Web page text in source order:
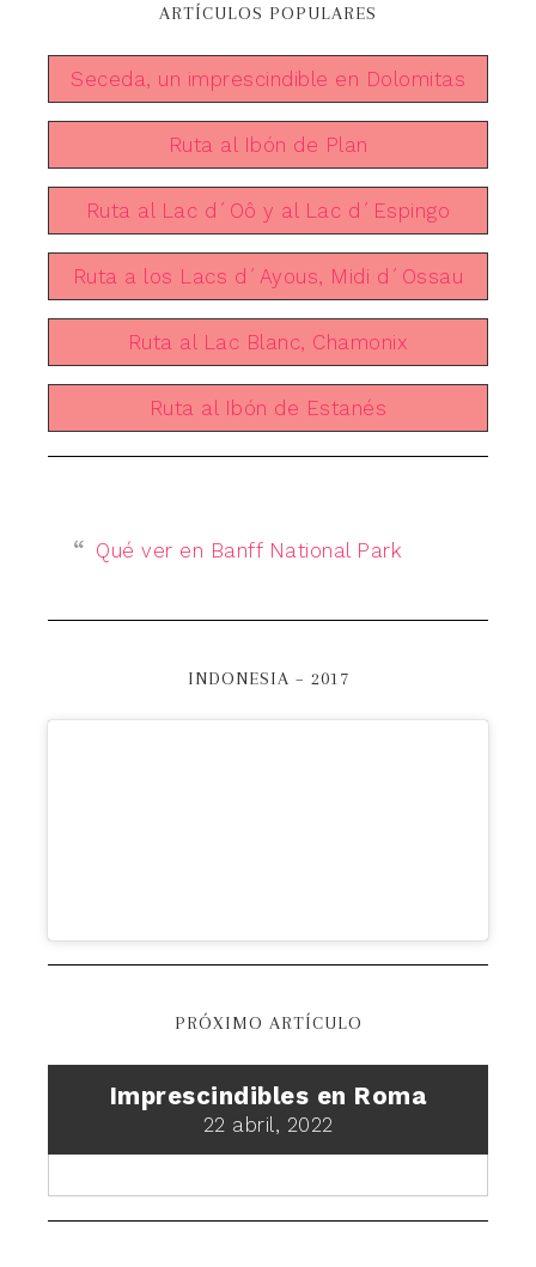
ARTÍCULOS POPULARES
Seceda, un imprescindible en Dolomitas
Ruta al Ibón de Plan
Ruta al Lac d´Oô y al Lac d´Espingo
Ruta a los Lacs d´Ayous, Midi d´Ossau
Ruta al Lac Blanc, Chamonix
Ruta al Ibón de Estanés
Qué ver en Banff National Park
INDONESIA – 2017
PRÓXIMO ARTÍCULO
Imprescindibles en Roma
22 abril, 2022